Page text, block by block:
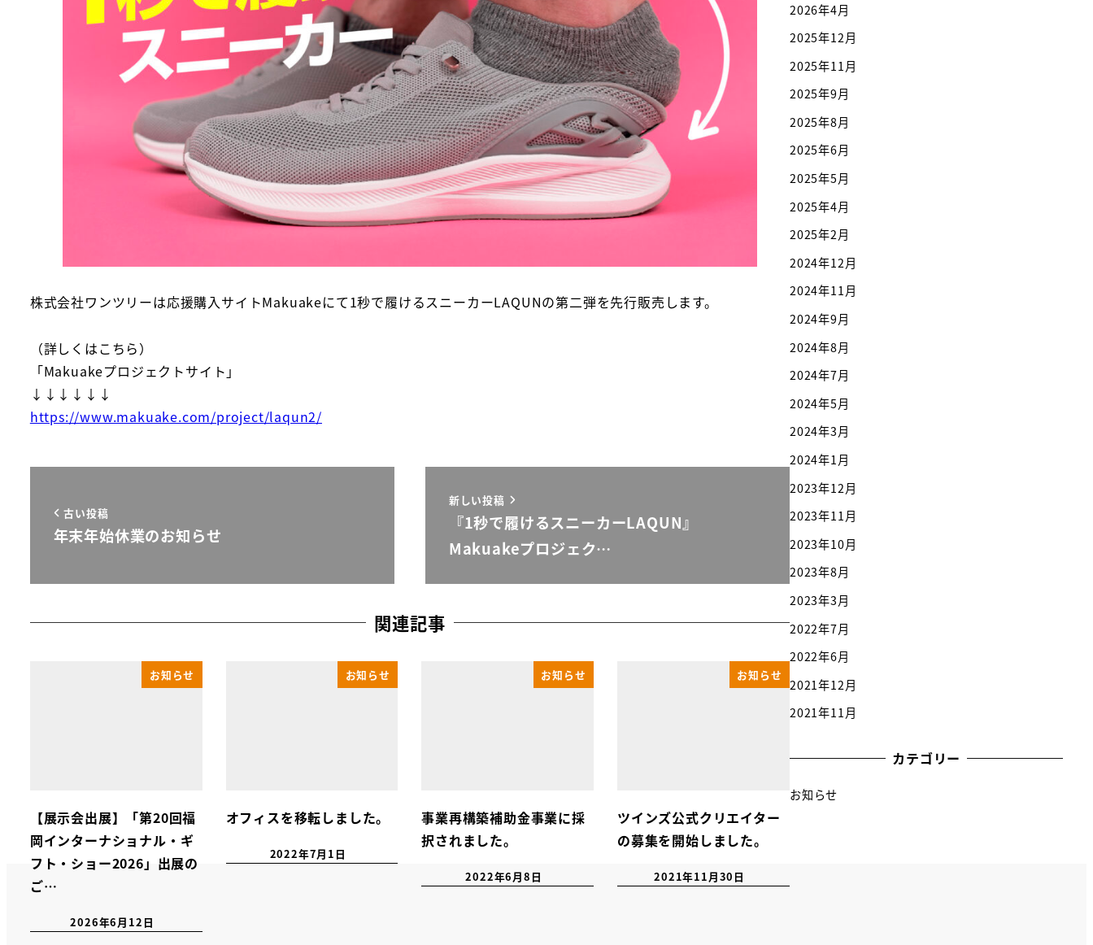
株式会社ワンツリーは応援購入サイトMakuakeにて1秒で履けるスニーカーLAQUNの第二弾を先行販売します。
（詳しくはこちら）
「Makuakeプロジェクトサイト」
↓↓↓↓↓↓
https://www.makuake.com/project/laqun2/
古い投稿
年末年始休業のお知らせ
新しい投稿
『1秒で履けるスニーカーLAQUN』
Makuakeプロジェク…
関連記事
お知らせ
【展示会出展】「第20回福
岡インターナショナル・ギ
フト・ショー2026」出展の
ご…
2026年6月12日
お知らせ
オフィスを移転しました。
2022年7月1日
お知らせ
事業再構築補助金事業に採
択されました。
2022年6月8日
お知らせ
ツインズ公式クリエイター
の募集を開始しました。
2021年11月30日
2026年4月
2025年12月
2025年11月
2025年9月
2025年8月
2025年6月
2025年5月
2025年4月
2025年2月
2024年12月
2024年11月
2024年9月
2024年8月
2024年7月
2024年5月
2024年3月
2024年1月
2023年12月
2023年11月
2023年10月
2023年8月
2023年3月
2022年7月
2022年6月
2021年12月
2021年11月
カテゴリー
お知らせ